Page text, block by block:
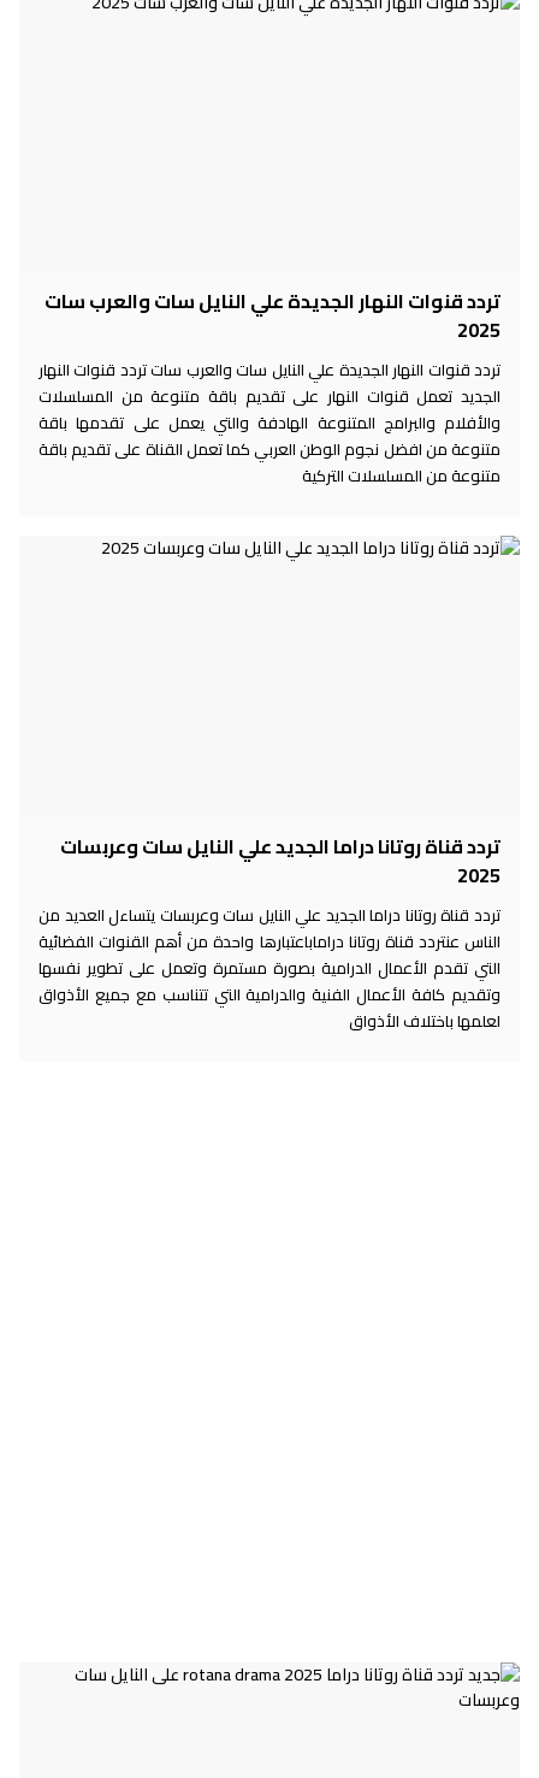
تردد قنوات النهار الجديدة علي النايل سات والعرب سات
2025
تردد قنوات النهار الجديدة علي النايل سات والعرب سات تردد قنوات النهار
الجديد تعمل قنوات النهار على تقديم باقة متنوعة من المسلسلات
والأفلام والبرامج المتنوعة الهادفة والتي يعمل على تقدمها باقة
متنوعة من افضل نجوم الوطن العربي كما تعمل القناة على تقديم باقة
متنوعة من المسلسلات التركية
تردد قناة روتانا دراما الجديد علي النايل سات وعربسات
2025
تردد قناة روتانا دراما الجديد علي النايل سات وعربسات يتساءل العديد من
الناس عنتردد قناة روتانا دراماباعتبارها واحدة من أهم القنوات الفضائية
التي تقدم الأعمال الدرامية بصورة مستمرة وتعمل على تطوير نفسها
وتقديم كافة الأعمال الفنية والدرامية التي تتناسب مع جميع الأذواق
لعلمها باختلاف الأذواق